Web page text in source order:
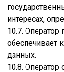
интересах,
10.7. Оператор
обеспечивает
данных.
10.8. Оператор